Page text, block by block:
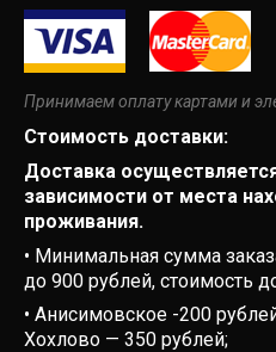
Принимаем оплату картами и
Стоимость доставки:
Доставка
зависимости от места
проживания.
• Минимальная сумма
до 900 рублей, стоимость
• Анисимовское -200
Хохлово — 350 рублей;